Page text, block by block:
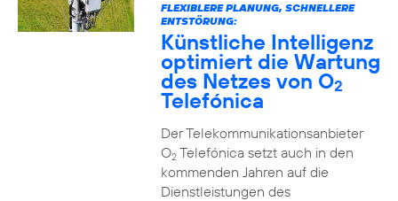
FLEXIBLERE PLANUNG, SCHNELLERE
ENTSTÖRUNG:
Künstliche Intelligenz
optimiert die Wartung
des Netzes von O2
Telefónica
Der Telekommunikationsanbieter
O2Telefónica setzt auch in den
kommenden Jahren auf die
Dienstleistungen des